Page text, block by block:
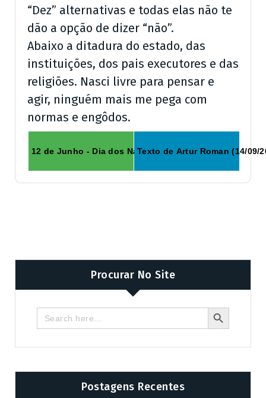
“Dez” alternativas e todas elas não te
dão a opção de dizer “não”.
Abaixo a ditadura do estado, das
instituições, dos pais executores e das
religiões. Nasci livre para pensar e
agir, ninguém mais me pega com
normas e engôdos.
12 de Junho - Dia dos NamoradosTexto de Artur Roman (14/09/
Procurar No Site
Search
for:
Search
Postagens Recentes